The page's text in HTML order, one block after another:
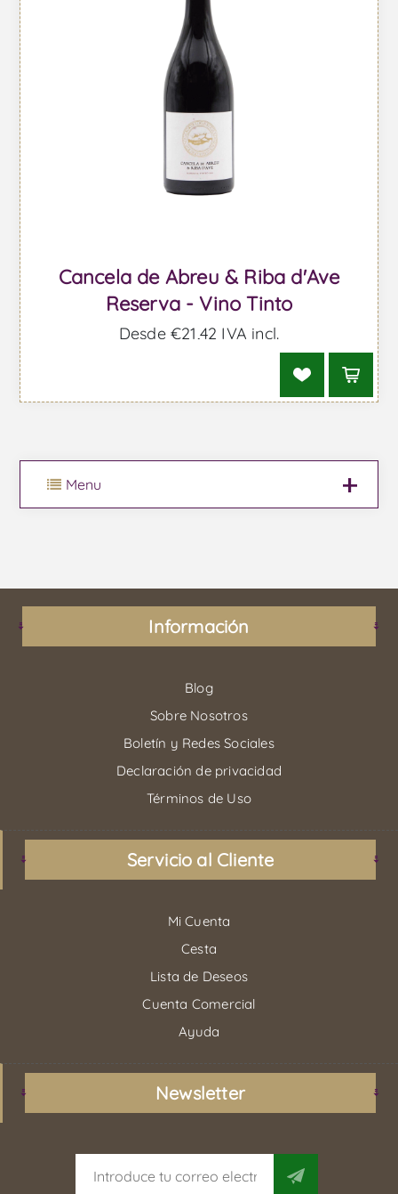
Cancela de Abreu & Riba d'Ave
Reserva - Vino Tinto
Desde €21,42 IVA incl.
Menu
Información
Blog
Sobre Nosotros
Boletín y Redes Sociales
Declaración de privacidad
Términos de Uso
Servicio al Cliente
Mi Cuenta
Cesta
Lista de Deseos
Cuenta Comercial
Ayuda
Newsletter